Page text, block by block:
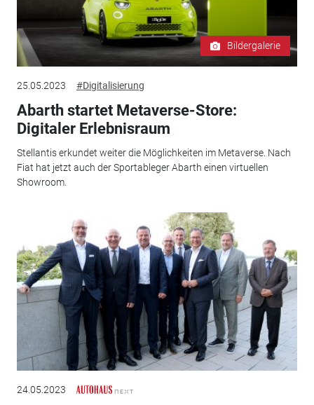
Bildergalerie
25.05.2023 #Digitalisierung
Abarth startet Metaverse-Store:
Digitaler Erlebnisraum
Stellantis erkundet weiter die Möglichkeiten im Metaverse. Nach
Fiat hat jetzt auch der Sportableger Abarth einen virtuellen
Showroom.
24.05.2023